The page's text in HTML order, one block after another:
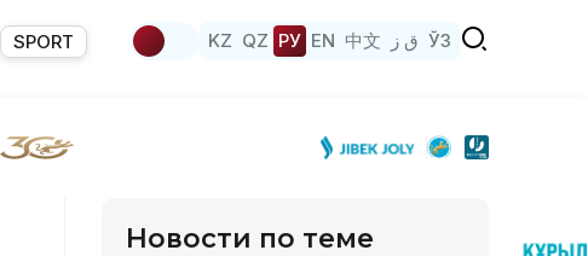
SPORT KZ QZ РУ EN 中文 ق ز ЎЗ
Новости по теме